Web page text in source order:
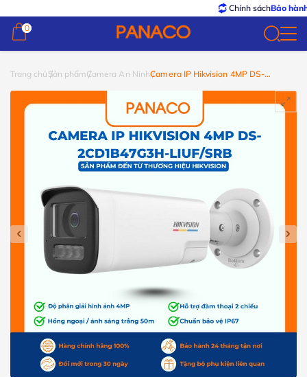
Chính sáchBảo hành – Đổi
0
0
Trang chủ Sản phẩmCamera An NinhCamera IP Hikvision 4MP DS-